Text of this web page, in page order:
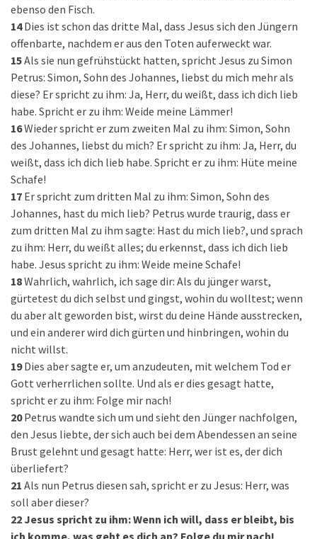
ebenso den Fisch.
14 Dies ist schon das dritte Mal, dass Jesus sich den Jüngern
offenbarte, nachdem er aus den Toten auferweckt war.
15Als sie nun gefrühstückt hatten, spricht Jesus zu Simon
Petrus: Simon, Sohn des Johannes, liebst du mich mehr als
diese? Er spricht zu ihm: Ja, Herr, du weißt, dass ich dich lieb
habe. Spricht er zu ihm: Weide meine Lämmer!
16Wieder spricht er zum zweiten Mal zu ihm: Simon, Sohn
des Johannes, liebst du mich? Er spricht zu ihm: Ja, Herr, du
weißt, dass ich dich lieb habe. Spricht er zu ihm: Hüte meine
Schafe!
17 Er spricht zum dritten Mal zu ihm: Simon, Sohn des
Johannes, hast du mich lieb? Petrus wurde traurig, dass er
zum dritten Mal zu ihm sagte: Hast du mich lieb?, und sprach
zu ihm: Herr, du weißt alles; du erkennst, dass ich dich lieb
habe. Jesus spricht zu ihm: Weide meine Schafe!
18Wahrlich, wahrlich, ich sage dir: Als du jünger warst,
gürtetest du dich selbst und gingst, wohin du wolltest; wenn
du aber alt geworden bist, wirst du deine Hände ausstrecken,
und ein anderer wird dich gürten und hinbringen, wohin du
nicht willst.
19 Dies aber sagte er, um anzudeuten, mit welchem Tod er
Gott verherrlichen sollte. Und als er dies gesagt hatte,
spricht er zu ihm: Folge mir nach!
20 Petrus wandte sich um und sieht den Jünger nachfolgen,
den Jesus liebte, der sich auch bei dem Abendessen an seine
Brust gelehnt und gesagt hatte: Herr, wer ist es, der dich
überliefert?
21 Als nun Petrus diesen sah, spricht er zu Jesus: Herr, was
soll aber dieser?
22 Jesus spricht zu ihm: Wenn ich will, dass er bleibt, bis
ich komme, was geht es dich an? Folge du mir nach!